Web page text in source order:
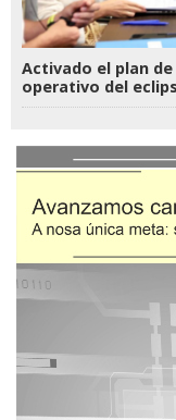
Activado el plan
operativo del